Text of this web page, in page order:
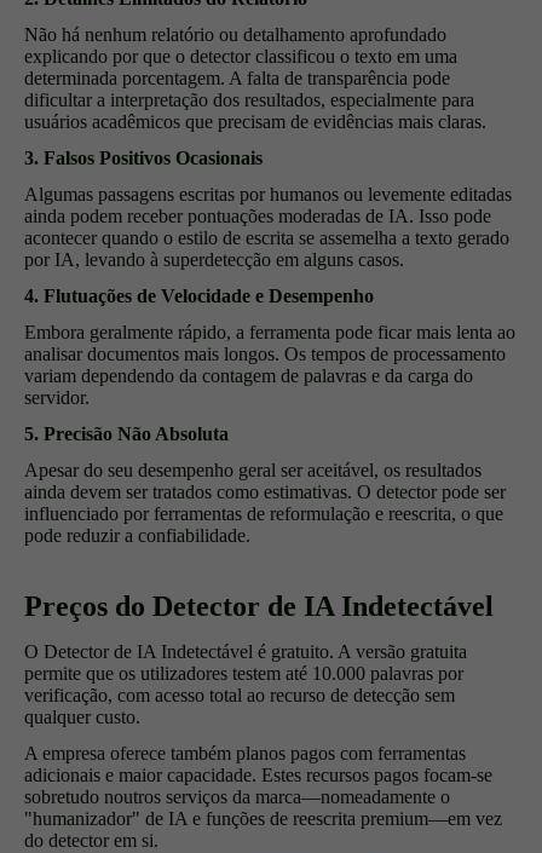
Não há nenhum relatório ou detalhamento aprofundado
explicando por que o detector classificou o texto em uma
determinada porcentagem. A falta de transparência pode
dificultar a interpretação dos resultados, especialmente para
usuários acadêmicos que precisam de evidências mais claras.
3. Falsos Positivos Ocasionais
Algumas passagens escritas por humanos ou levemente editadas
ainda podem receber pontuações moderadas de IA. Isso pode
acontecer quando o estilo de escrita se assemelha a texto gerado
por IA, levando à superdetecção em alguns casos.
4. Flutuações de Velocidade e Desempenho
Embora geralmente rápido, a ferramenta pode ficar mais lenta ao
analisar documentos mais longos. Os tempos de processamento
variam dependendo da contagem de palavras e da carga do
servidor.
5. Precisão Não Absoluta
Apesar do seu desempenho geral ser aceitável, os resultados
ainda devem ser tratados como estimativas. O detector pode ser
influenciado por ferramentas de reformulação e reescrita, o que
pode reduzir a confiabilidade.
Preços do Detector de IA Indetectável
O Detector de IA Indetectável é gratuito. A versão gratuita
permite que os utilizadores testem até 10.000 palavras por
verificação, com acesso total ao recurso de detecção sem
qualquer custo.
A empresa oferece também planos pagos com ferramentas
adicionais e maior capacidade. Estes recursos pagos focam-se
sobretudo noutros serviços da marca—nomeadamente o
"humanizador" de IA e funções de reescrita premium—em vez
do detector em si.